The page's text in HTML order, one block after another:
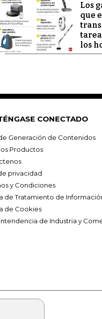
Los
que
los
CONECTADO
Generación de Contenidos
Productos
privacidad
y Condiciones
de Tratamiento de
de Cookies
de Industria y